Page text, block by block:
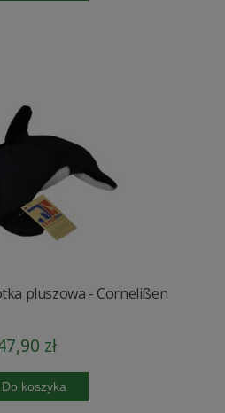
pluszowa - Cornelißen
zł
Do koszyka